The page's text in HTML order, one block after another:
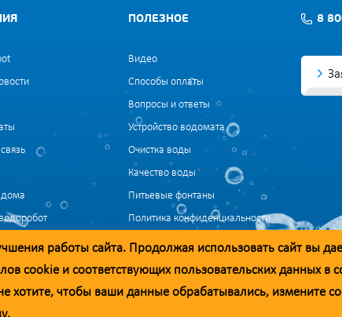
дома
ПОЛЕЗНОЕ
Видео
Способы оплаты
Вопросы и ответы
Устройство водомата
Очистка воды
Качество воды
Питьевые фонтаны
Политика конфиденциальности
Согласие на обработку данных
Согласие на обработку данных для маркетинга
8
открытости и добросовестности. При необходимости вы можете
работы сайта. Продолжая использовать сайт вы
cookieи соответствующих пользовательских данных в
хотите, чтобы ваши данные обрабатывались, измените